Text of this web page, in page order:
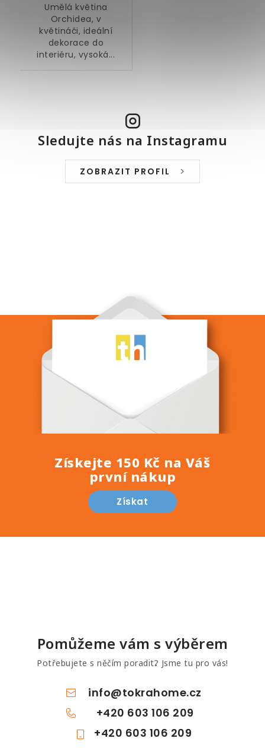
Umělá květina
Orchidea, v
květináči, ideální
dekorace do
interiéru, vysoká...
Sledujte nás na Instagramu
ZOBRAZIT PROFIL
Získejte 150 Kč na Váš
první nákup
Získat
Pomůžeme vám s výběrem
Potřebujete s něčím poradit? Jsme tu pro vás!
info@tokrahome.cz
+420 603 106 209
+420 603 106 209